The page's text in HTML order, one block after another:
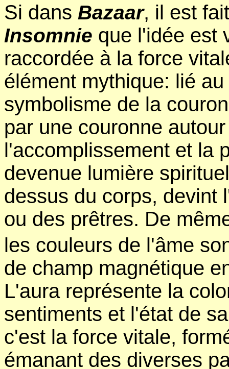
Si dans Bazaar, il est
Insomnie que l'idée est
raccordée à la force
élément mythique: lié
symbolisme de la
par une couronne
l'accomplissement et la
devenue lumière
dessus du corps, devint
ou des prêtres. De
les couleurs de l'âme
de champ magnétique
L'aura représente la
sentiments et l'état de
c'est la force vitale,
émanant des diverses